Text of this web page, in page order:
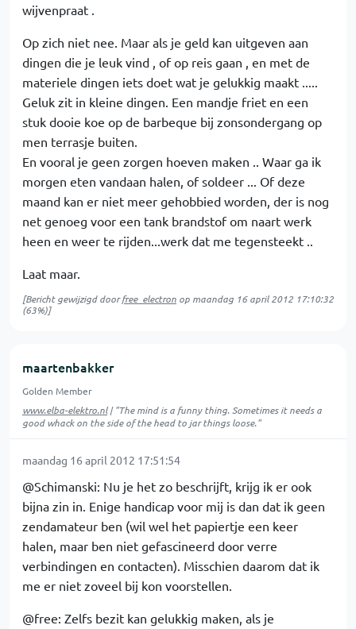
wijvenpraat .
Op zich niet nee. Maar als je geld kan uitgeven aan
dingen die je leuk vind , of op reis gaan , en met de
materiele dingen iets doet wat je gelukkig maakt .....
Geluk zit in kleine dingen. Een mandje friet en een
stuk dooie koe op de barbeque bij zonsondergang op
men terrasje buiten.
En vooral je geen zorgen hoeven maken .. Waar ga ik
morgen eten vandaan halen, of soldeer ... Of deze
maand kan er niet meer gehobbied worden, der is nog
net genoeg voor een tank brandstof om naart werk
heen en weer te rijden...werk dat me tegensteekt ..
Laat maar.
[Bericht gewijzigd doorfree_electron op maandag 16 april 2012 17:10:32
(63%)]
maartenbakker
Golden Member
www.elba-elektro.nl| "The mind is a funny thing. Sometimes it needs a
good whack on the side of the head to jar things loose."
maandag 16 april 2012 17:51:54
@Schimanski: Nu je het zo beschrijft, krijg ik er ook
bijna zin in. Enige handicap voor mij is dan dat ik geen
zendamateur ben (wil wel het papiertje een keer
halen, maar ben niet gefascineerd door verre
verbindingen en contacten). Misschien daarom dat ik
me er niet zoveel bij kon voorstellen.
@free: Zelfs bezit kan gelukkig maken, als je